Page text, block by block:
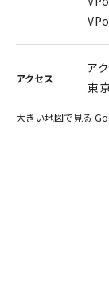
アクセス
ア
東
大きい地図で見る